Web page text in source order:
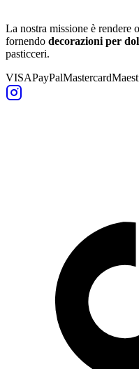
La nostra missione è rendere
fornendo decorazioni per
pasticceri.
VISAPayPalMastercard